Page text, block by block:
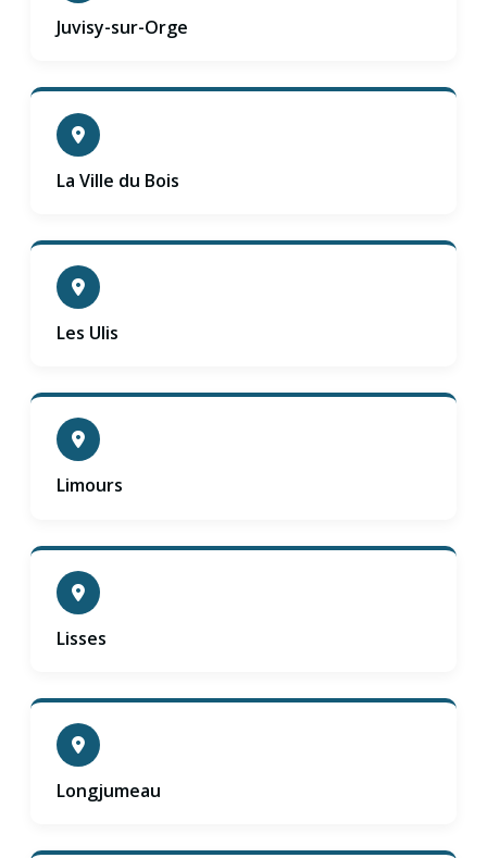
Juvisy-sur-Orge
La Ville du Bois
Les Ulis
Limours
Lisses
Longjumeau